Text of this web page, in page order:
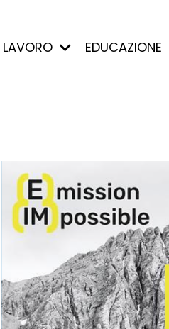
LAVORO EDUCAZIONE